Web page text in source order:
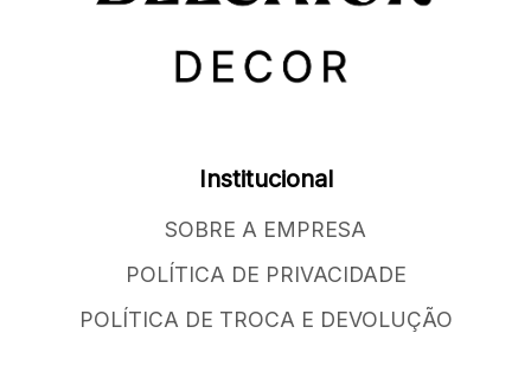
Institucional
SOBRE A EMPRESA
POLÍTICA DE PRIVACIDADE
POLÍTICA DE TROCA E DEVOLUÇÃO